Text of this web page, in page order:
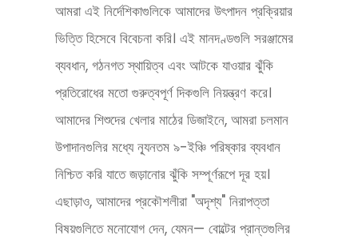
আমরা এই নির্দেশিকাগুলিকে আমাদের উৎপাদন প্রক্রিয়ার
ভিত্তি হিসেবে বিবেচনা করি। এই মানদণ্ডগুলি সরঞ্জামের
ব্যবধান, গঠনগত স্থায়িত্ব এবং আটকে যাওয়ার ঝুঁকি
প্রতিরোধের মতো গুরুত্বপূর্ণ দিকগুলি নিয়ন্ত্রণ করে।
আমাদের শিশুদের খেলার মাঠের ডিজাইনে, আমরা চলমান
উপাদানগুলির মধ্যে ন্যূনতম ৯-ইঞ্চি পরিষ্কার ব্যবধান
নিশ্চিত করি যাতে জড়ানোর ঝুঁকি সম্পূর্ণরূপে দূর হয়।
এছাড়াও, আমাদের প্রকৌশলীরা "অদৃশ্য" নিরাপত্তা
বিষয়গুলিতে মনোযোগ দেন, যেমন— বোল্টের প্রান্তগুলির